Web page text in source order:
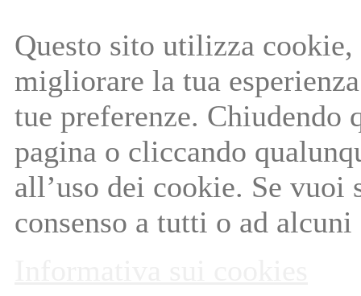
Questo sito utilizza
migliorare la tua
tue preferenze. Chiudendo
pagina o cliccando
all’uso dei cookie. Se vuoi
consenso a tutti o ad